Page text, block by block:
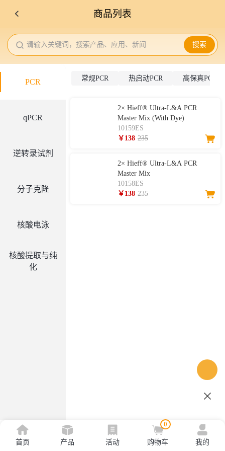
商品列表
请输入关键词，搜索产品、应用、新闻 搜索
PCR
qPCR
逆转录试剂
分子克隆
核酸电泳
核酸提取与纯
化
常规PCR 热启动PCR 高保真PCR
2× Hieff® Ultra-L&A PCR
Master Mix (With Dye)
10159ES
￥138 235
2× Hieff® Ultra-L&A PCR
Master Mix
10158ES
￥138 235
首页 产品 活动
0
购物车 我的